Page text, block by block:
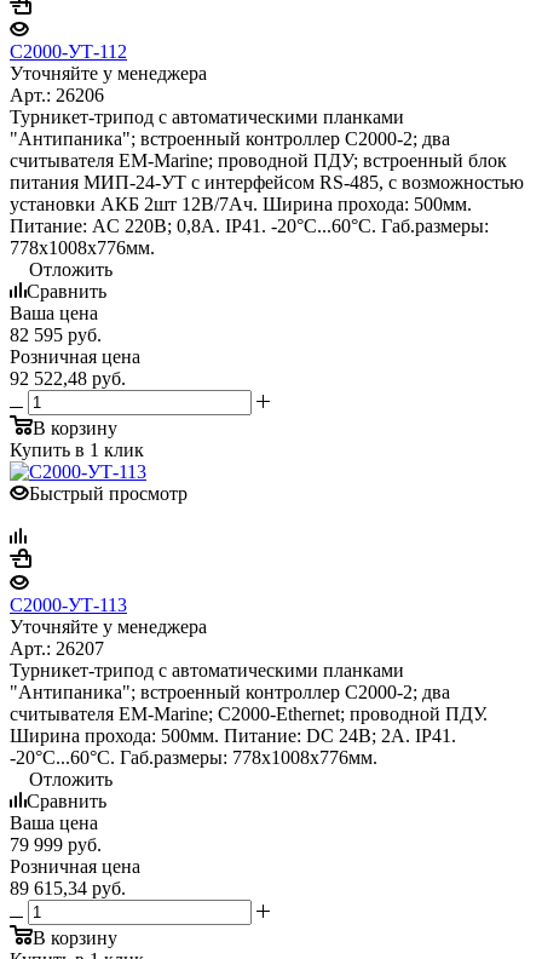
С2000-УТ-112
Уточняйте у менеджера
Арт.: 26206
Турникет-трипод с автоматическими планками
"Антипаника"; встроенный контроллер С2000-2; два
считывателя EM-Marine; проводной ПДУ; встроенный блок
питания МИП-24-УТ с интерфейсом RS-485, с возможностью
установки АКБ 2шт 12В/7Ач. Ширина прохода: 500мм.
Питание: AC 220В; 0,8А. IP41. -20°С...60°С. Габ.размеры:
778х1008х776мм.
Отложить
Сравнить
Ваша цена
82 595 руб.
Розничная цена
92 522,48 руб.
В корзину
Купить в 1 клик
Быстрый просмотр
С2000-УТ-113
Уточняйте у менеджера
Арт.: 26207
Турникет-трипод с автоматическими планками
"Антипаника"; встроенный контроллер С2000-2; два
считывателя EM-Marine; С2000-Ethernet; проводной ПДУ.
Ширина прохода: 500мм. Питание: DC 24В; 2А. IP41.
-20°С...60°С. Габ.размеры: 778х1008х776мм.
Отложить
Сравнить
Ваша цена
79 999 руб.
Розничная цена
89 615,34 руб.
В корзину